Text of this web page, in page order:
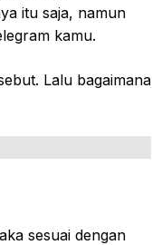
itu saja, namun
kamu.
Lalu bagaimana
sesuai dengan